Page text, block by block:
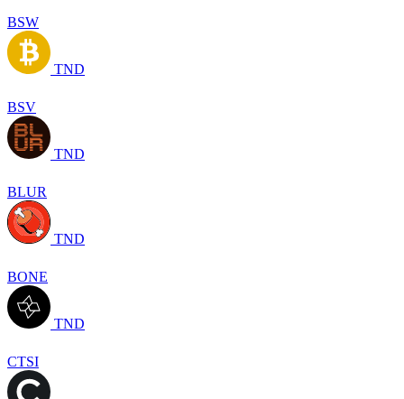
BSW
TND
BSV
TND
BLUR
TND
BONE
TND
CTSI